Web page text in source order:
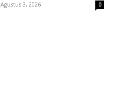
Agustus 3, 2026 0